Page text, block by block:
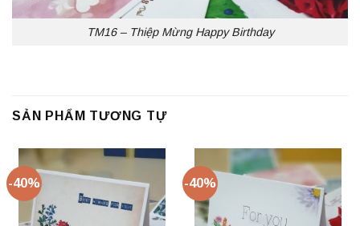
TM16 – Thiệp Mừng Happy Birthday
SẢN PHẨM TƯƠNG TỰ
-40% -40%